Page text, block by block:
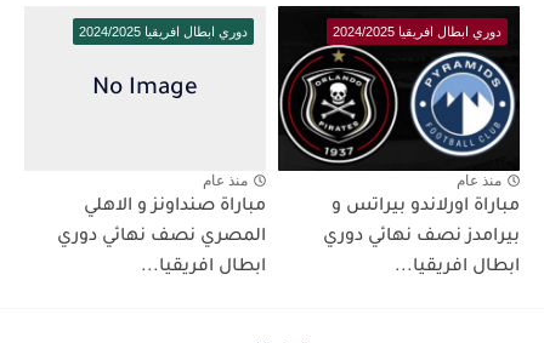
دوري ابطال افريقيا 2024/2025
منذ عام
مباراة اورلاندو بيراتس و
بيرامدز نصف نهائي دوري
ابطال افريقيا...
دوري ابطال افريقيا 2024/2025
منذ عام
مباراة صنداونز و الاهلي
المصري نصف نهائي دوري
ابطال افريقيا...